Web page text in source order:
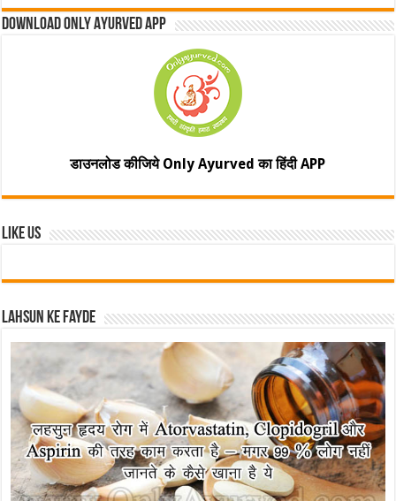
Download Only Ayurved App
डाउनलोड कीजिये Only Ayurved का हिंदी APP
Like Us
Lahsun ke fayde